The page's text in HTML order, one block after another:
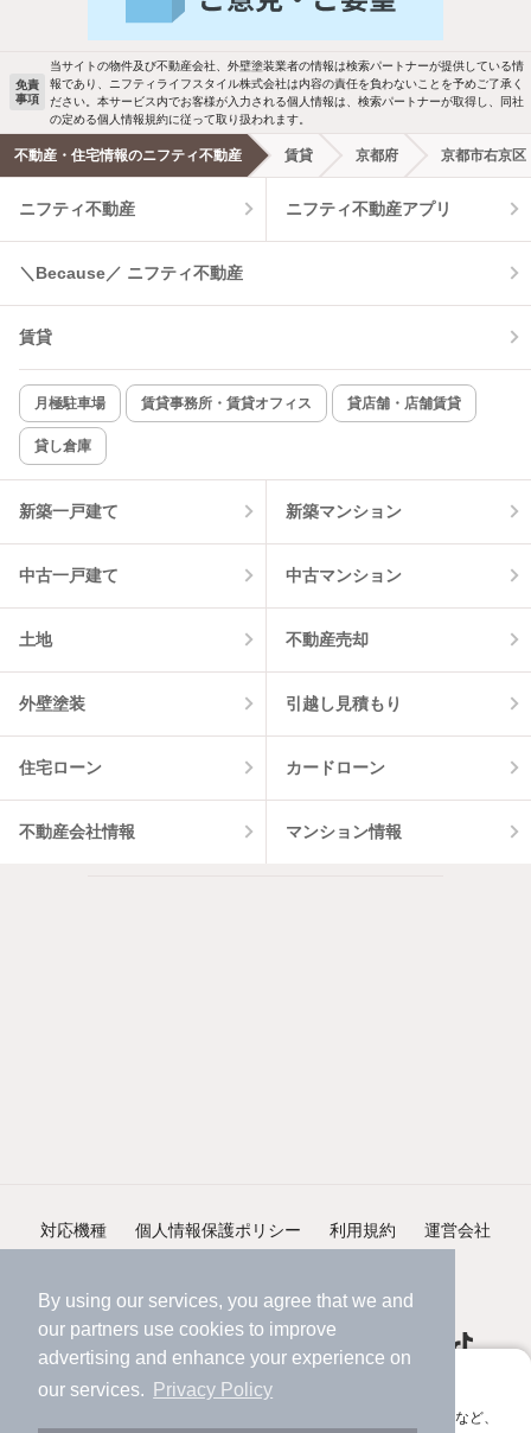
By using our services, you agree that we and
our partners use cookies to improve
advertising and enhance your experience on
our services.
Privacy Policy
アプリに切り替えて、サクサクお部屋探し
会員登録なしですぐ使える。マップ検索やお気に入り保存など、
駐車場あり ペット相談
洗濯機置場あり 独立洗面台
エアコンあり 都市ガス
温水洗浄便座 オートロック
コンロ2口以上
新着のみ インターネット無料
該当件数:
3
ご希望の条件の物件が見つかり次第、メ
新着メール通知を受け取る
免責
事項
当サイトの物件及び不動産会社、外壁塗装業者の情報は検索パートナーが提供している情
報であり、ニフティライフスタイル株式会社は内容の責任を負わないことを予めご了承く
ださい。本サービス内でお客様が入力される個人情報は、検索パートナーが取得し、同社
の定める個人情報規約に従って取り扱われます。
不動産・住宅情報のニフティ不動産 賃貸 京都府 京都市右京区
ニフティ不動産 ニフティ不動産アプリ
＼Because／ ニフティ不動産
賃貸
月極駐車場 賃貸事務所・賃貸オフィス 貸店舗・店舗賃貸
貸し倉庫
新築一戸建て 新築マンション
中古一戸建て 中古マンション
土地 不動産売却
外壁塗装 引越し見積もり
住宅ローン カードローン
不動産会社情報 マンション情報
対応機種 個人情報保護ポリシー 利用規約 運営会社